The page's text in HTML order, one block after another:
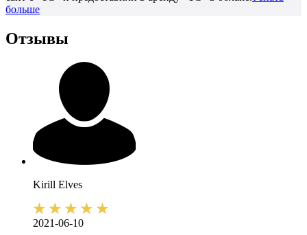
больше
Отзывы
Kirill Elves
2021-06-10